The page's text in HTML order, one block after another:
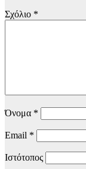
Σχόλιο *
Όνομα *
Email *
Ιστότοπος